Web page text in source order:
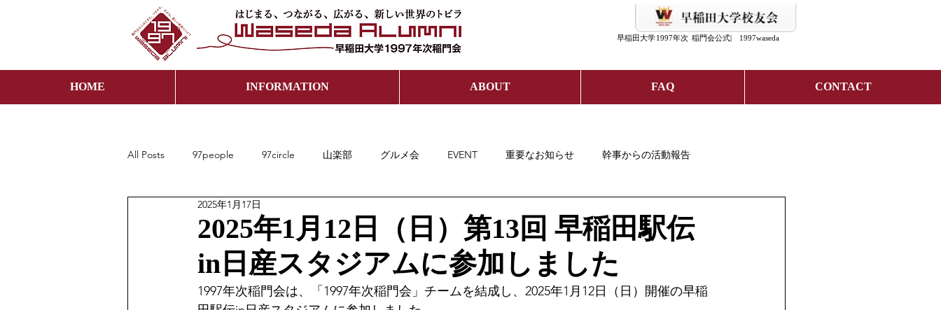
早稲田大学1997年次 稲門会公式| 1997waseda
HOME INFORMATION ABOUT FAQ CONTACT
All Posts 97people 97circle 山楽部 グルメ会 EVENT 重要なお知らせ 幹事からの活動報告
2025年1月12日（日）第13回 早稲田駅伝
in日産スタジアムに参加しました
2025年1月17日
1997年次稲門会は、「1997年次稲門会」チームを結成し、2025年1月12日（日）開催の早稲